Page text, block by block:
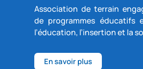
Association de terrain
de programmes éducatifs
l’éducation, l’insertion et la
En savoir plus